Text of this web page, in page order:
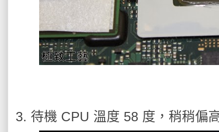
3. 待機 CPU 溫度 58 度，稍稍偏